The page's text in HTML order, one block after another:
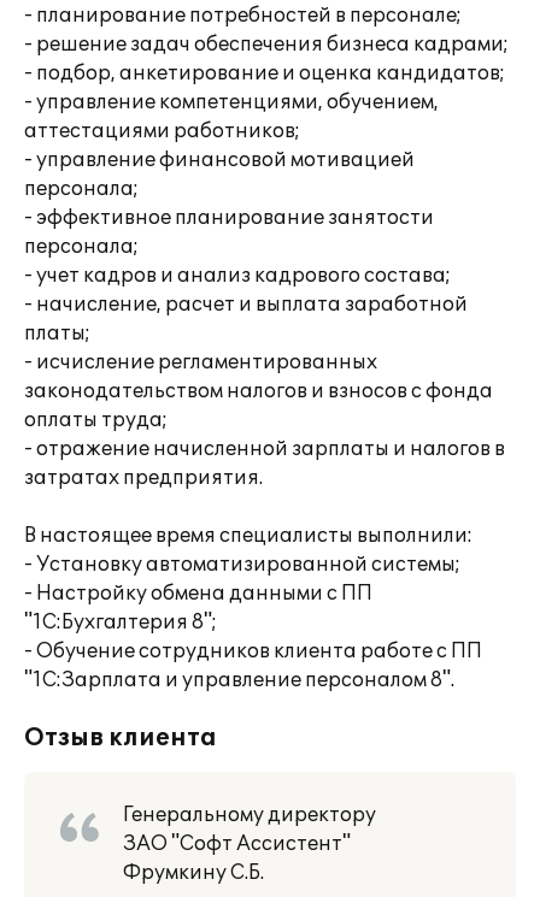
- планирование потребностей в персонале;
- решение задач обеспечения бизнеса кадрами;
- подбор, анкетирование и оценка кандидатов;
- управление компетенциями, обучением,
аттестациями работников;
- управление финансовой мотивацией
персонала;
- эффективное планирование занятости
персонала;
- учет кадров и анализ кадрового состава;
- начисление, расчет и выплата заработной
платы;
- исчисление регламентированных
законодательством налогов и взносов с фонда
оплаты труда;
- отражение начисленной зарплаты и налогов в
затратах предприятия.
В настоящее время специалисты выполнили:
- Установку автоматизированной системы;
- Настройку обмена данными с ПП
"1С:Бухгалтерия 8";
- Обучение сотрудников клиента работе с ПП
"1С:Зарплата и управление персоналом 8".
Отзыв клиента
Генеральному директору
ЗАО "Софт Ассистент"
Фрумкину С.Б.